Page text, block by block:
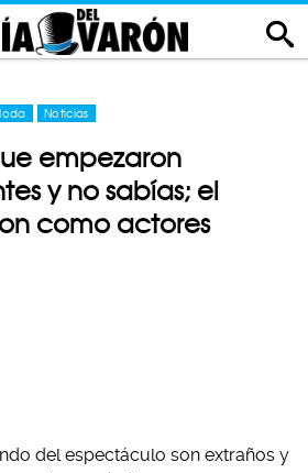
Noticias
empezaron
y no sabías; el
como actores
del espectáculo son extraños y